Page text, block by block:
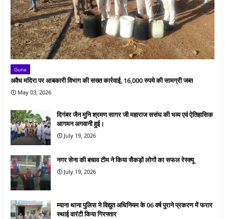
Guna
अवैध मदिरा पर आबकारी विभाग की सख्त कार्रवाई, 16,000 रुपये की सामग्री जब्त
May 03, 2026
दिगंबर जैन मुनि श्रमण सागर जी महाराज ससंघ की भव्य एवं ऐतिहासिक
आगमन अगवानी हुई।
July 19, 2026
नगर सेना की बचाव टीम ने किया सैकड़ों लोगों का सफल रेस्क्यू
July 19, 2026
म्याना थाना पुलिस ने विद्युत अधिनियम के 06 वर्ष पुराने प्रकरण में फरार
स्थाई वारंटी किया गिरफ्तार